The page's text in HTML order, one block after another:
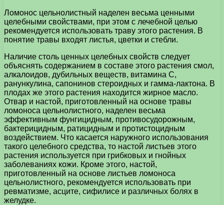
Ломонос цельнолистный наделен весьма ценными
целебными свойствами, при этом с лечебной целью
рекомендуется использовать траву этого растения. В
понятие травы входят листья, цветки и стебли.
Наличие столь ценных целебных свойств следует
объяснять содержанием в составе этого растения смол,
алкалоидов, дубильных веществ, витамина С,
ранункулина, сапонинов стероидных и гамма-лактона. В
плодах же этого растения находится жирное масло.
Отвар и настой, приготовленный на основе травы
ломоноса цельнолистного, наделен весьма
эффективным фунгицидным, противосудорожным,
бактерицидным, ратицидным и протистоцидным
воздействием. Что касается наружного использования
такого целебного средства, то настой листьев этого
растения используется при грибковых и гнойных
заболеваниях кожи. Кроме этого, настой,
приготовленный на основе листьев ломоноса
цельнолистного, рекомендуется использовать при
ревматизме, асците, сифилисе и различных болях в
желудке.